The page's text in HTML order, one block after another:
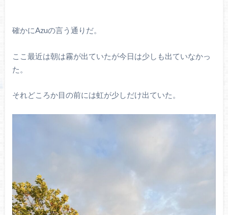
確かにAzuの言う通りだ。
ここ最近は朝は霧が出ていたが今日は少しも出ていなかっ
た。
それどころか目の前には虹が少しだけ出ていた。